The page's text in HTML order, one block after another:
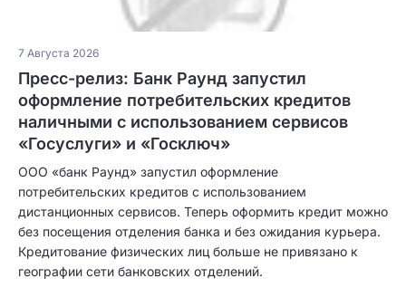
7 Августа 2026
Пресс-релиз: Банк Раунд запустил
оформление потребительских кредитов
наличными с использованием сервисов
«Госуслуги» и «Госключ»
ООО «банк Раунд» запустил оформление
потребительских кредитов с использованием
дистанционных сервисов. Теперь оформить кредит можно
без посещения отделения банка и без ожидания курьера.
Кредитование физических лиц больше не привязано к
географии сети банковских отделений.